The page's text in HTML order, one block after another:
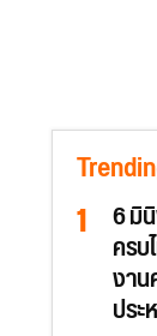
6 มิ
ครบ
งา
ปร